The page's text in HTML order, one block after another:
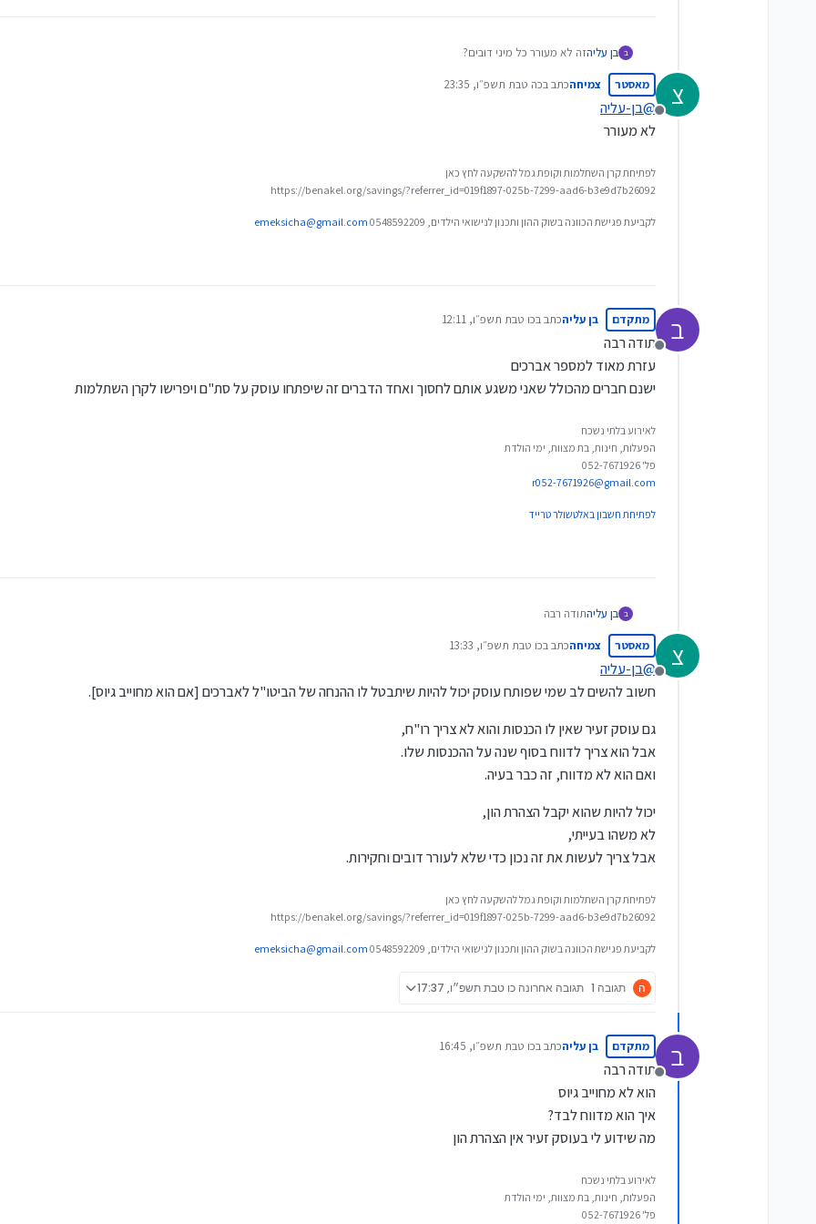
ב בן עליהזה לא מעורר כל מיני דובים?
צ
מנותק
מאסטר צמיחהכתב בכה טבת תשפ״ו, 23:35
נערך לאחרונה על ידי
@בן-עליה
לא מעורר
לפתיחת קרן השתלמות וקופת גמל להשקעה לחץ כאן
https://benakel.org/savings/?referrer_id=019f1897-025b-7299-aad6-b3e9d7b26092
לקביעת פגישת הכוונה בשוק ההון ותכנון לנישואי הילדים, 0548592209 emeksicha@gmail.com
ב
מנותק
מתקדם בן עליהכתב בכו טבת תשפ״ו, 12:11
נערך לאחרונה על ידי
תודה רבה
עזרת מאוד למספר אברכים
ישנם חברים מהכולל שאני משגע אותם לחסוך ואחד הדברים זה שיפתחו עוסק על סת"ם ויפרישו לקרן השתלמות
לאירוע בלתי נשכח
הפעלות, חינות, בת מצוות, ימי הולדת
פל' 052-7671926
r052-7671926@gmail.com
לפתיחת חשבון באלטשולר טרייד
ב בן עליהתודה רבה
ישנם חברים מהכולל שאני משגע אותם לחסוך ואחד הדברים זה שיפתחו עוסק על סת"ם ויפרישו לקרן השתלמות
צ
מנותק
מאסטר צמיחהכתב בכו טבת תשפ״ו, 13:33
נערך לאחרונה על ידי
@בן-עליה
חשוב להשים לב שמי שפותח עוסק יכול להיות שיתבטל לו ההנחה של הביטו"ל לאברכים [אם הוא מחוייב גיוס].
גם עוסק זעיר שאין לו הכנסות והוא לא צריך רו"ח,
אבל הוא צריך לדווח בסוף שנה על ההכנסות שלו.
ואם הוא לא מדווח, זה כבר בעיה.
יכול להיות שהוא יקבל הצהרת הון,
לא משהו בעייתי,
אבל צריך לעשות את זה נכון כדי שלא לעורר דובים וחקירות.
לפתיחת קרן השתלמות וקופת גמל להשקעה לחץ כאן
https://benakel.org/savings/?referrer_id=019f1897-025b-7299-aad6-b3e9d7b26092
לקביעת פגישת הכוונה בשוק ההון ותכנון לנישואי הילדים, 0548592209 emeksicha@gmail.com
ה תגובה 1 תגובה אחרונה כו טבת תשפ״ו, 17:37
ב
מנותק
מתקדם בן עליהכתב בכו טבת תשפ״ו, 16:45
נערך לאחרונה על ידי
תודה רבה
הוא לא מחוייב גיוס
איך הוא מדווח לבד?
מה שידוע לי בעוסק זעיר אין הצהרת הון
לאירוע בלתי נשכח
הפעלות, חינות, בת מצוות, ימי הולדת
פל' 052-7671926